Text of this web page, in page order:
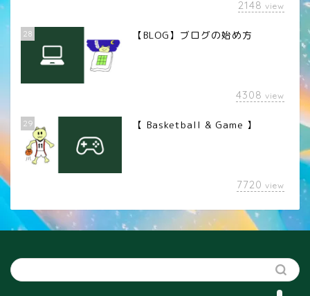
2148 view
28 【BLOG】ブログの始め方
4308 view
29 【 Basketball & Game 】
7720 view
カメラレンズ
YouTube